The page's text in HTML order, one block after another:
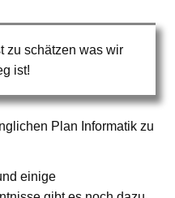
zu schätzen was wir
ist!
Plan Informatik zu
einige